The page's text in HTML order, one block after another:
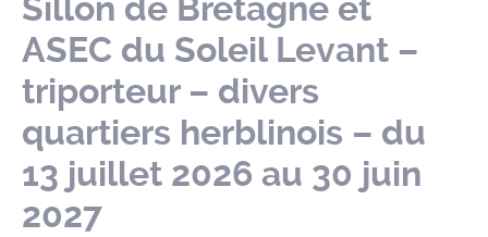
Sillon de Bretagne et
ASEC du Soleil Levant –
triporteur – divers
quartiers herblinois – du
13 juillet 2026 au 30 juin
2027